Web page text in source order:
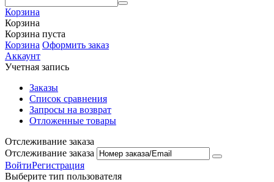
Корзина
Корзина
Корзина пуста
Корзина Оформить заказ
Аккаунт
Учетная запись
Заказы
Список сравнения
Запросы на возврат
Отложенные товары
Отслеживание заказа
Отслеживание заказа
ВойтиРегистрация
Выберите тип пользователя